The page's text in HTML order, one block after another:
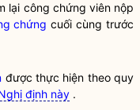
lại công chứng viênnộp
chứng cuối cùng trước
được thực hiện theo quy
định này .